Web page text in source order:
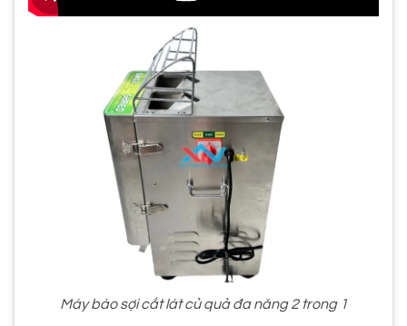
Máy bào sợi cắt lát củ quả đa năng 2 trong 1